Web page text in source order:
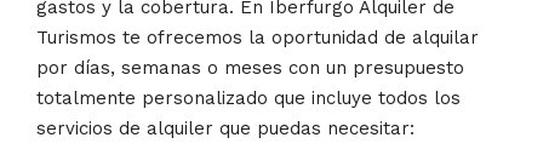
gastos y la cobertura. En Iberfurgo Alquiler de
Turismos te ofrecemos la oportunidad de alquilar
por días, semanas o meses con un presupuesto
totalmente personalizado que incluye todos los
servicios de alquiler que puedas necesitar: